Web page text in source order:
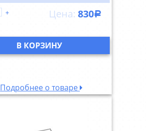
830Р
+
В КОРЗИНУ
Подробнее о товаре